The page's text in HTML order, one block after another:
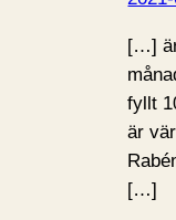
[…]
fyllt
är
[…]